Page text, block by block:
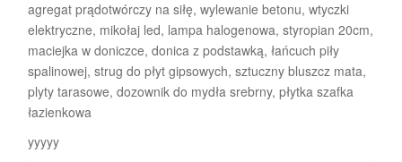
agregat prądotwórczy na siłę, wylewanie betonu, wtyczki
elektryczne, mikołaj led, lampa halogenowa, styropian 20cm,
maciejka w doniczce, donica z podstawką, łańcuch piły
spalinowej, strug do płyt gipsowych, sztuczny bluszcz mata,
plyty tarasowe, dozownik do mydła srebrny, płytka szafka
łazienkowa
yyyyy